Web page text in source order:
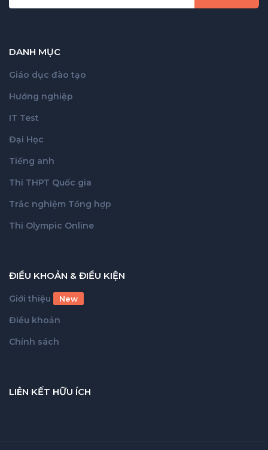
DANH MỤC
Giáo dục đào tạo
Hướng nghiệp
IT Test
Đại Học
Tiếng anh
Thi THPT Quốc gia
Trắc nghiệm Tổng hợp
Thi Olympic Online
ĐIỀU KHOẢN & ĐIỀU KIỆN
Giới thiệu New
Điều khoản
Chính sách
LIÊN KẾT HỮU ÍCH